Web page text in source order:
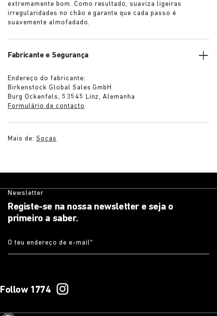
extremamente bom. Como resultado, suaviza ligeiras
irregularidades no chão e garante que cada passo é
suavemente almofadado.
Fabricante e Segurança
Endereço do fabricante:
Birkenstock Global Sales GmbH
Burg Ockenfels, 53545 Linz, Alemanha
Formulário de contacto
Mais de: Socas
Newsletter
Registe-se na nossa newsletter e seja o
primeiro a saber.
O teu endereço de e-mail*
Follow 1774